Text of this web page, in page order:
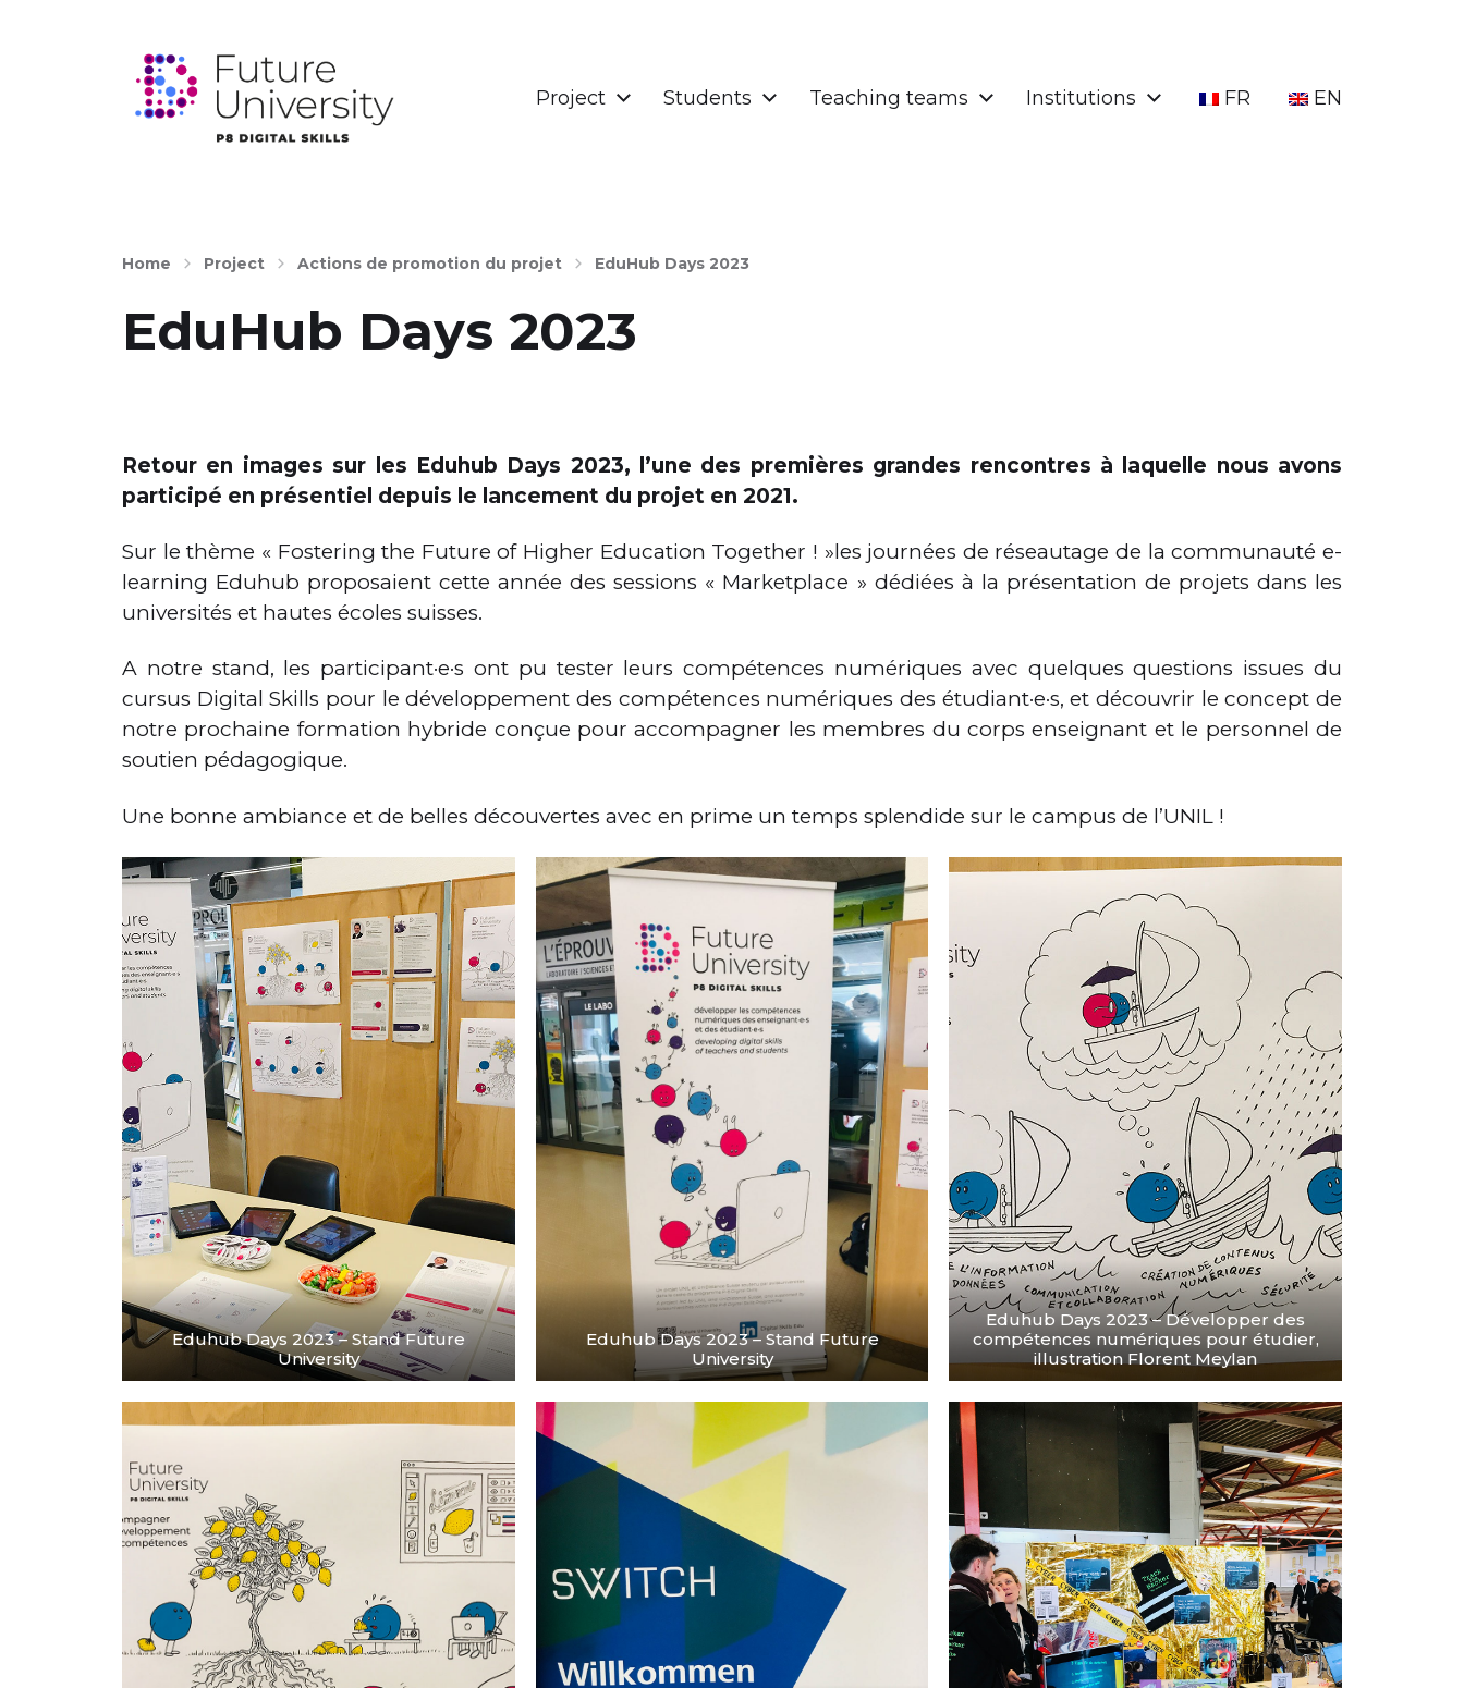
Project Students Teaching teams Institutions FR EN
Home Project Actions de promotion du projet EduHub Days 2023
EduHub Days 2023
Retour en images sur les Eduhub Days 2023, l’une des premières grandes rencontres à laquelle nous avons
participé en présentiel depuis le lancement du projet en 2021.
Sur le thème « Fostering the Future of Higher Education Together ! »les journées de réseautage de la communauté e-
learning Eduhub proposaient cette année des sessions « Marketplace » dédiées à la présentation de projets dans les
universités et hautes écoles suisses.
A notre stand, les participant·e·s ont pu tester leurs compétences numériques avec quelques questions issues du
cursus Digital Skills pour le développement des compétences numériques des étudiant·e·s, et découvrir le concept de
notre prochaine formation hybride conçue pour accompagner les membres du corps enseignant et le personnel de
soutien pédagogique.
Une bonne ambiance et de belles découvertes avec en prime un temps splendide sur le campus de l’UNIL !
Eduhub Days 2023 – Stand Future
University
Eduhub Days 2023 – Stand Future
University
Eduhub Days 2023 – Développer des
compétences numériques pour étudier,
illustration Florent Meylan